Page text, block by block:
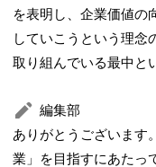
を表明し、企業価値の
していこうという理念
取り組んでいる最中と
編集部
ありがとうございます
業」を目指すにあたっ